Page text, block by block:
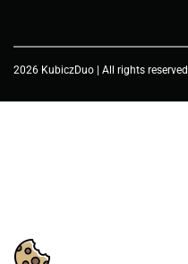
2026 KubiczDuo | All rights reserved